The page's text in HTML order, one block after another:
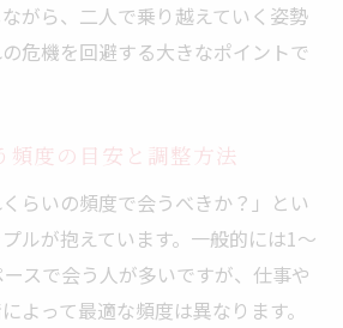
がら、二人で乗り越えていく姿勢
危機を回避する大きなポイントで
頻度の目安と調整方法
らいの頻度で会うべきか？」とい
ルが抱えています。一般的には1～
スで会う人が多いですが、仕事や
よって最適な頻度は異なります。